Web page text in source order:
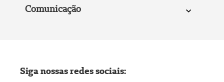
Comunicação
Siga nossas redes sociais: